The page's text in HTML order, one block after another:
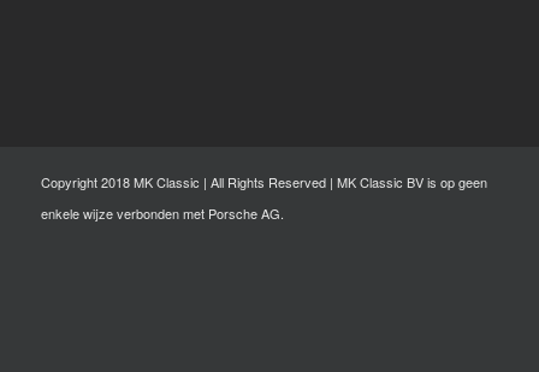
Copyright 2018 MK Classic | All Rights Reserved | MK Classic BV is op geen
enkele wijze verbonden met Porsche AG.